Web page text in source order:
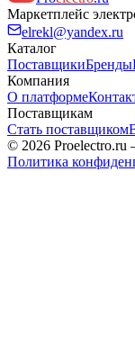
Маркетплейс
elrekl@yandex.ru
Каталог
ПоставщикиБренды
Компания
О платформе
Поставщикам
Стать поставщиком
© 2026 Proelectro.ru
Политика